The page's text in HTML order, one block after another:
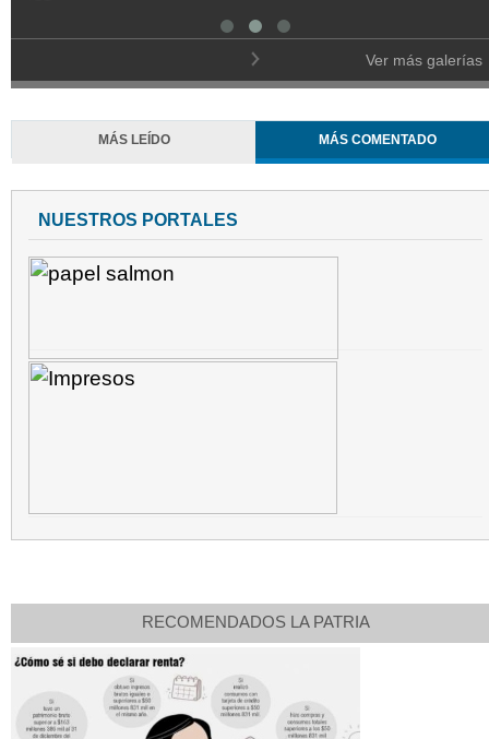
Ver más galerías
MÁS LEÍDO MÁS COMENTADO
NUESTROS PORTALES
RECOMENDADOS LA PATRIA